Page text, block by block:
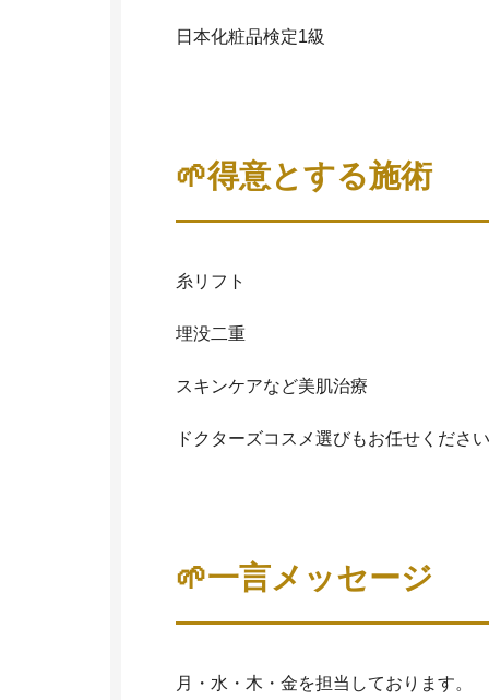
日本化粧品検定1級
🌱得意とする施術
糸リフト
埋没二重
スキンケアなど美肌治療
ドクターズコスメ選びもお任せくださ
🌱一言メッセージ
月・水・木・金を担当しております。